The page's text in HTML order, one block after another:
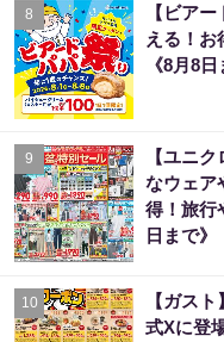
8
【ビア
える！お
《8月8日
9
【ユニ
なウェア
得！旅行
日まで》
10
【ガス
式Xに登